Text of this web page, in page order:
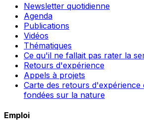
Newsletter quotidienne
Agenda
Publications
Vidéos
Thématiques
Ce qu'il ne fallait pas rater la
Retours d'expérience
Appels à projets
Carte des retours d'expérience
fondées sur la nature
Emploi